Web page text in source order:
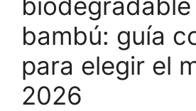
bambú: guía
para elegir el
2026